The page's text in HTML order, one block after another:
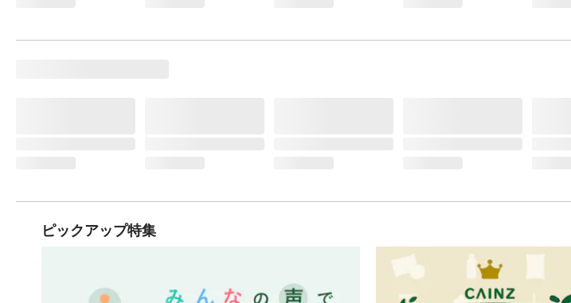
ピックアップ特集